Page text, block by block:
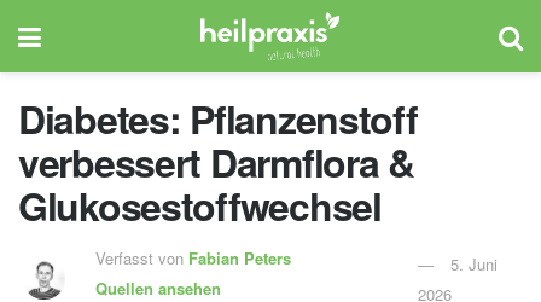
Diabetes: Pflanzenstoff
verbessert Darmflora &
Glukosestoffwechsel
Verfasst von Fabian Peters
Quellen ansehen
5. Juni
2026